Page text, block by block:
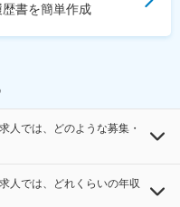
書を簡単作成
人では、どのような募集・
人では、どれくらいの年収